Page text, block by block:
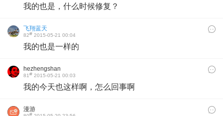
我的也是，什么时候修复？
飞翔蓝天
82# 2015-05-21 00:04
我的也是一样的
hezhengshan
81# 2015-05-21 00:03
我的今天也这样啊，怎么回事啊
漫游
#